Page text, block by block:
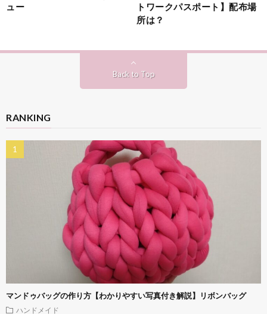
ュー
トワークパスポート】配布場
所は？
Back to Top
RANKING
マンドゥバッグの作り方【わかりやすい写真付き解説】リボンバッグ
ハンドメイド